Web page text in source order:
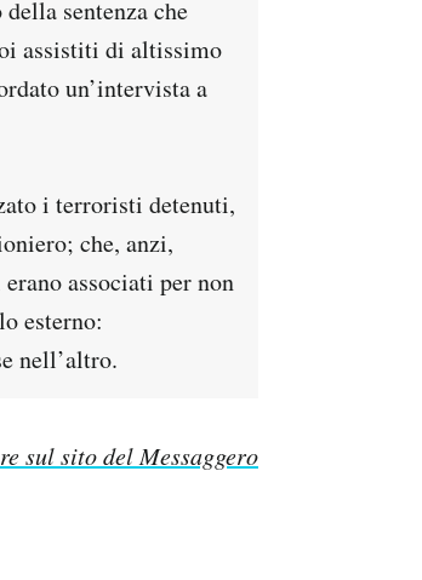
sentenza che
assistiti di altissimo
un’intervista a
i terroristi detenuti,
che, anzi,
associati per non
esterno:
nell’altro.
sul sito del Messaggero